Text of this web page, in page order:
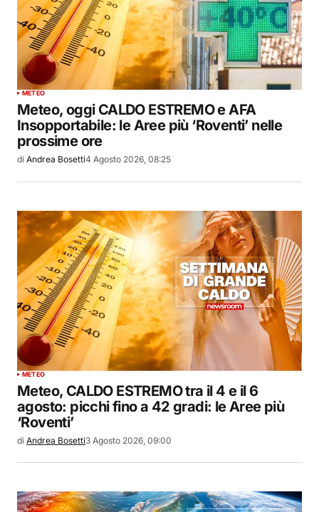
METEO
Meteo, oggi CALDO ESTREMO e AFA
Insopportabile: le Aree più ‘Roventi’ nelle
prossime ore
di Andrea Bosetti4 Agosto 2026, 08:25
METEO
Meteo, CALDO ESTREMO tra il 4 e il 6
agosto: picchi fino a 42 gradi: le Aree più
‘Roventi’
di Andrea Bosetti3 Agosto 2026, 09:00